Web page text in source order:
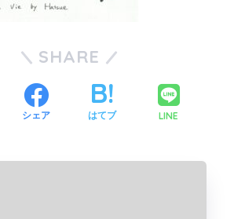
SHARE
シェア はてブ LINE